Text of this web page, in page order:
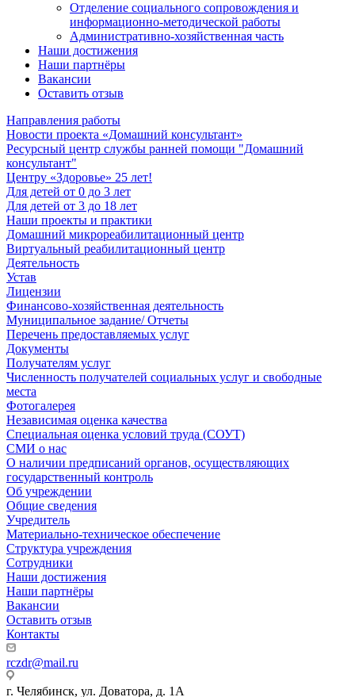
Отделение социального сопровождения и
информационно-методической работы
Административно-хозяйственная часть
Наши достижения
Наши партнёры
Вакансии
Оставить отзыв
Направления работы
Новости проекта «Домашний консультант»
Ресурсный центр службы ранней помощи "Домашний
консультант"
Центру «Здоровье» 25 лет!
Для детей от 0 до 3 лет
Для детей от 3 до 18 лет
Наши проекты и практики
Домашний микрореабилитационный центр
Виртуальный реабилитационный центр
Деятельность
Устав
Лицензии
Финансово-хозяйственная деятельность
Муниципальное задание/ Отчеты
Перечень предоставляемых услуг
Документы
Получателям услуг
Численность получателей социальных услуг и свободные
места
Фотогалерея
Независимая оценка качества
Специальная оценка условий труда (СОУТ)
СМИ о нас
О наличии предписаний органов, осуществляющих
государственный контроль
Об учреждении
Общие сведения
Учредитель
Материально-техническое обеспечение
Структура учреждения
Сотрудники
Наши достижения
Наши партнёры
Вакансии
Оставить отзыв
Контакты
rczdr@mail.ru
г. Челябинск, ул. Доватора, д. 1А